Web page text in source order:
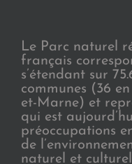
Le Parc naturel
français
s’étendant sur
communes (36
et-Marne) et
qui est
préoccupations
de
naturel et